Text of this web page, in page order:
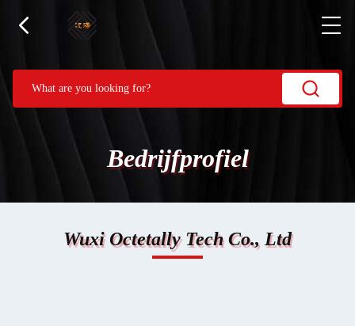
Bedrijfprofiel
Wuxi Octetally Tech Co., Ltd